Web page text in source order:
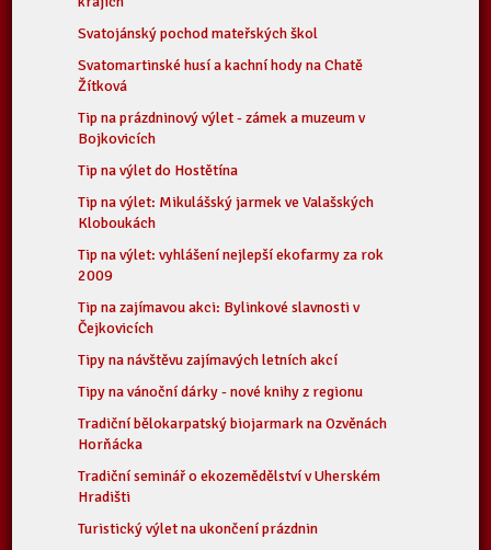
Svatojánský pochod mateřských škol
Svatomartinské husí a kachní hody na Chatě
Žítková
Tip na prázdninový výlet - zámek a muzeum v
Bojkovicích
Tip na výlet do Hostětína
Tip na výlet: Mikulášský jarmek ve Valašských
Kloboukách
Tip na výlet: vyhlášení nejlepší ekofarmy za rok
2009
Tip na zajímavou akci: Bylinkové slavnosti v
Čejkovicích
Tipy na návštěvu zajímavých letních akcí
Tipy na vánoční dárky - nové knihy z regionu
Tradiční bělokarpatský biojarmark na Ozvěnách
Horňácka
Tradiční seminář o ekozemědělství v Uherském
Hradišti
Turistický výlet na ukončení prázdnin